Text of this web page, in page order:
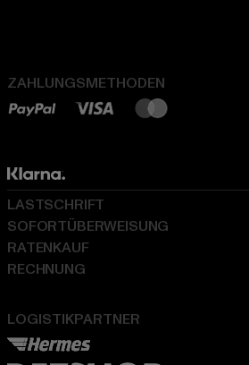
ZAHLUNGSMETHODEN
LOGISTIKPARTNER
LASTSCHRIFT
SOFORTÜBERWEISUNG
RATENKAUF
RECHNUNG